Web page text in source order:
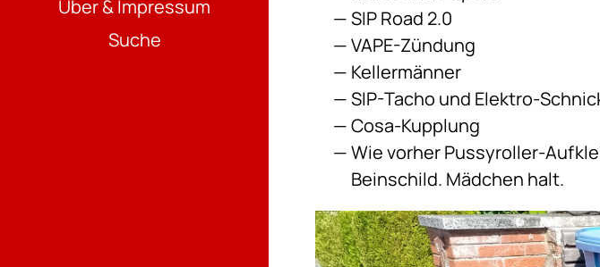
Über & Impressum
Suche
SIP Road 2.0
VAPE-Zündung
Kellermänner
SIP-Tacho und Elektro-
Cosa-Kupplung
Wie vorher Pussyroller-
Beinschild. Mädchen halt.